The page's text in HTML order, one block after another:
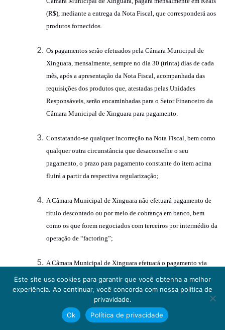
(R$), mediante a entrega da Nota Fiscal, que corresponderá aos
produtos fornecidos.
Os pagamentos serão efetuados pela Câmara Municipal de
Xinguara, mensalmente, sempre no dia 30 (trinta) dias de cada
mês, após a apresentação da Nota Fiscal, acompanhada das
requisições dos produtos que, atestadas pelas Unidades
Responsáveis, serão encaminhadas para o Setor Financeiro da
Câmara Municipal de Xinguara para pagamento.
Constatando-se qualquer incorreção na Nota Fiscal, bem como
qualquer outra circunstância que desaconselhe o seu
pagamento, o prazo para pagamento constante do item acima
fluirá a partir da respectiva regularização;
A Câmara Municipal de Xinguara não efetuará pagamento de
título descontado ou por meio de cobrança em banco, bem
como os que forem negociados com terceiros por intermédio da
operação de “factoring”;
A Câmara Municipal de Xinguara efetuará o pagamento via
ordem bancária, por intermédio do Banco do Brasil ou da Caixa
Econômica Federal, para o banco discriminado na Nota Fiscal;
A Nota Fiscal deverá estar em nome da Câmara Municipal de
Este site usa cookies para garantir que você obtenha a melhor
experiência. Ao continuar, você concorda com nossa política de
privavidade.
Ok
Política de privacidade